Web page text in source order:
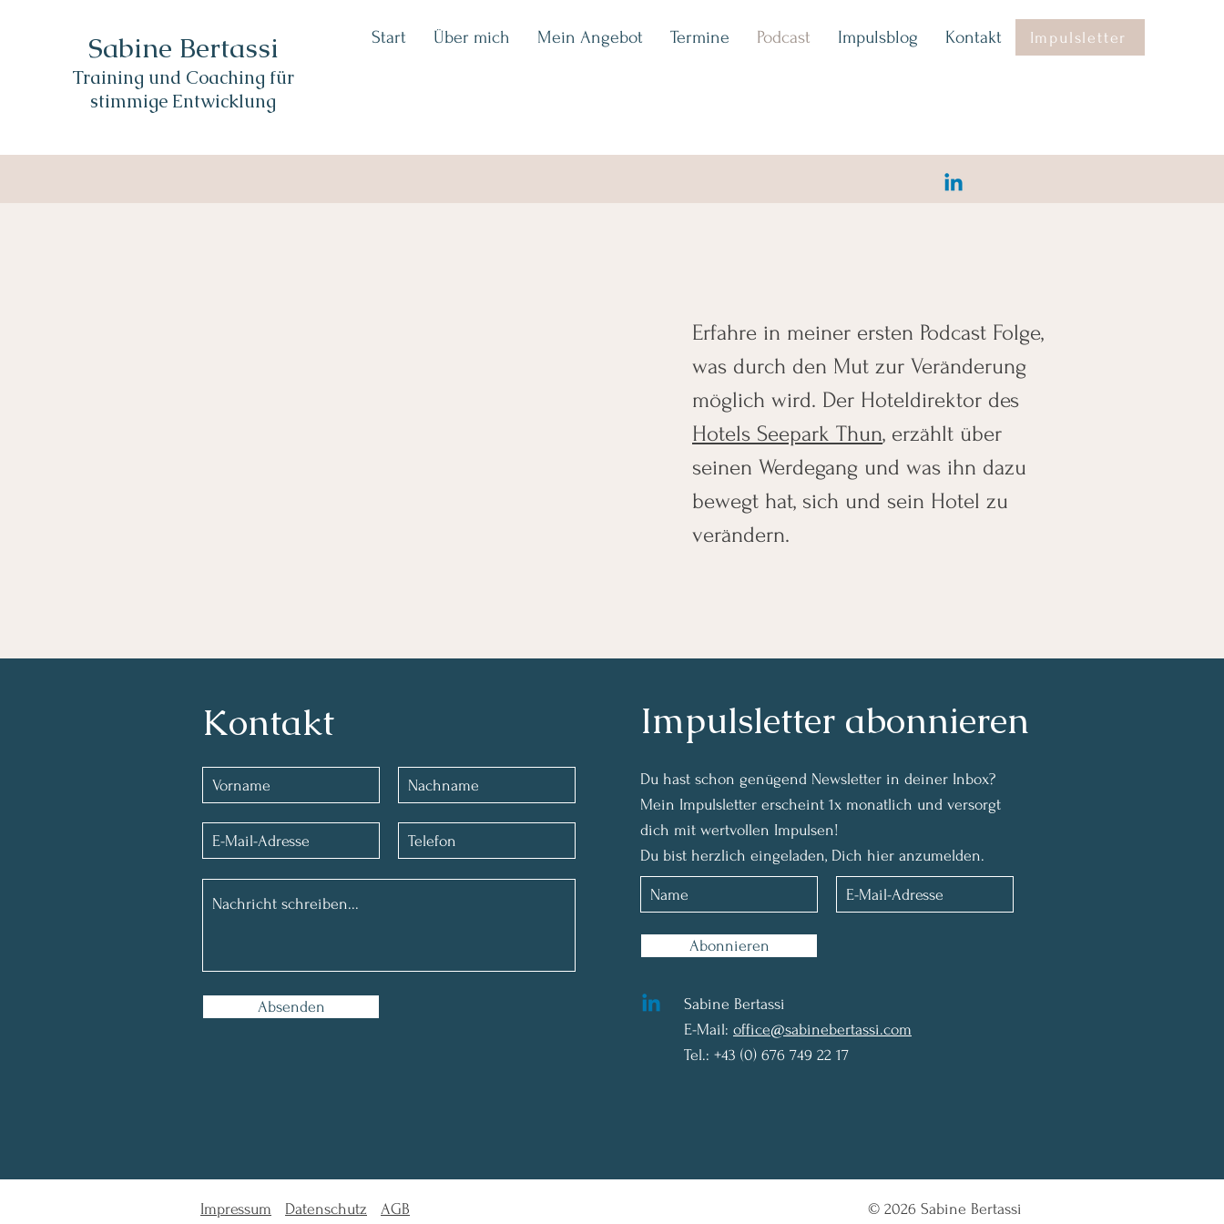
Sabine Bertassi
Training und Coaching für
stimmige Entwicklung
Start Über mich Mein Angebot Termine Podcast Impulsblog Kontakt Impulsletter
Erfahre in meiner ersten Podcast Folge,
was durch den Mut zur Veränderung
möglich wird. Der Hoteldirektor des
Hotels Seepark Thun, erzählt über
seinen Werdegang und was ihn dazu
bewegt hat, sich und sein Hotel zu
verändern.
Kontakt
Absenden
Impulsletter abonnieren
Du hast schon genügend Newsletter in deiner Inbox?
Mein Impulsletter erscheint 1x monatlich und versorgt
dich mit wertvollen Impulsen!
Du bist herzlich eingeladen, Dich hier anzumelden.
Abonnieren
Sabine Bertassi
E-Mail: office@sabinebertassi.com
Tel.: +43 (0) 676 749 22 17
Impressum Datenschutz AGB © 2026 Sabine Bertassi